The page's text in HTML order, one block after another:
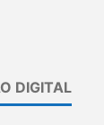
DIGITAL